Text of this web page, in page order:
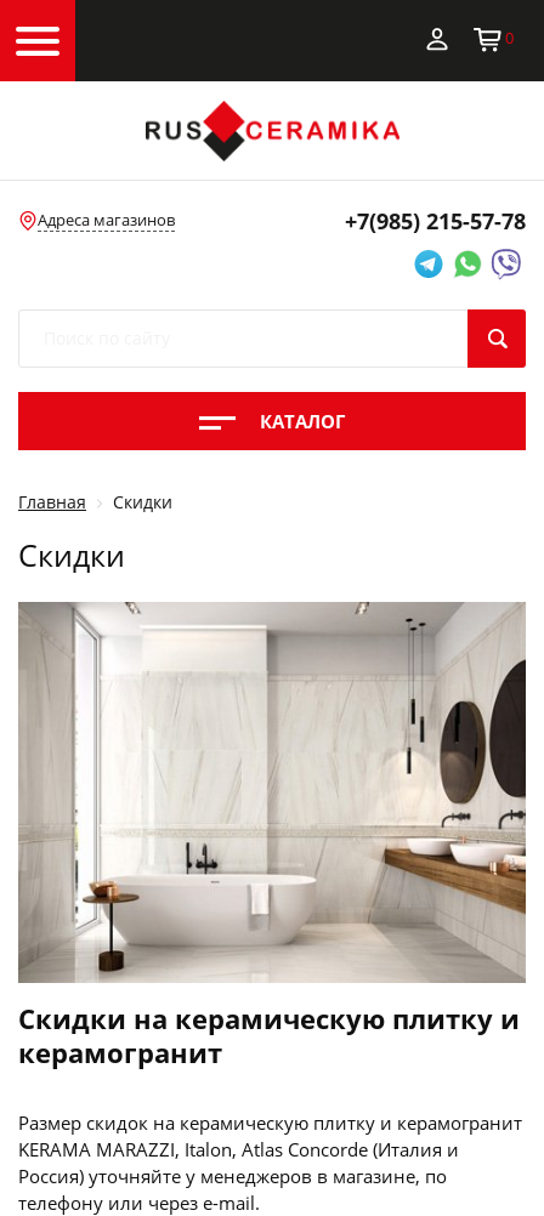
0
Адреса магазинов +7(985) 215-57-78
КАТАЛОГ
Главная Скидки
Скидки
Скидки на керамическую плитку и
керамогранит
Размер скидок на керамическую плитку и керамогранит
KERAMA MARAZZI, Italon, Atlas Concorde (Италия и
Россия) уточняйте у менеджеров в магазине, по
телефону или через e-mail.